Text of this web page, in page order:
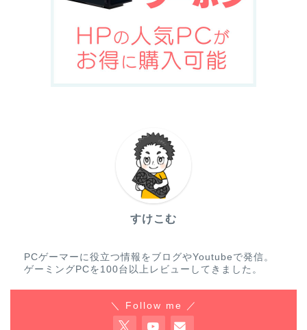
すけこむ
PCゲーマーに役立つ情報をブログやYoutubeで発信。
ゲーミングPCを100台以上レビューしてきました。
＼ Follow me ／